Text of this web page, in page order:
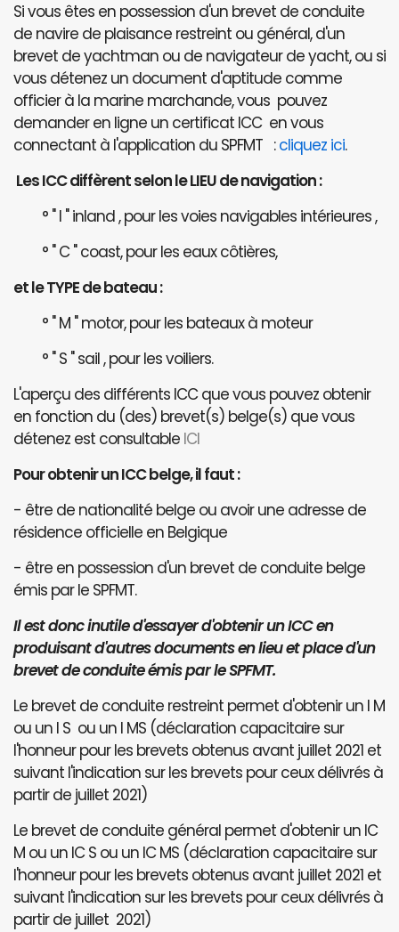
Si vous êtes en possession d'un brevet de conduite
de navire de plaisance restreint ou général, d'un
brevet de yachtman ou de navigateur de yacht, ou si
vous détenez un document d'aptitude comme
officier à la marine marchande, vous pouvez
demander en ligne un certificat ICC en vous
connectant à l'application du SPFMT :cliquez ici.
Les ICC diffèrent selon le LIEU de navigation :
° " I " inland , pour les voies navigables intérieures ,
° " C " coast, pour les eaux côtières,
et le TYPE de bateau :
° " M " motor, pour les bateaux à moteur
° " S " sail , pour les voiliers.
L'aperçu des différents ICC que vous pouvez obtenir
en fonction du (des) brevet(s) belge(s) que vous
détenez est consultable ICI
Pour obtenir un ICC belge, il faut :
- être de nationalité belge ou avoir une adresse de
résidence officielle en Belgique
- être en possession d'un brevet de conduite belge
émis par le SPFMT.
Il est donc inutile d'essayer d'obtenir un ICC en
produisant d'autres documents en lieu et place d'un
brevet de conduite émis par le SPFMT.
Le brevet de conduite restreint permet d'obtenir un I M
ou un I S ou un I MS (déclaration capacitaire sur
l'honneur pour les brevets obtenus avant juillet 2021 et
suivant l'indication sur les brevets pour ceux délivrés à
partir de juillet 2021)
Le brevet de conduite général permet d'obtenir un IC
M ou un IC S ou un IC MS (déclaration capacitaire sur
l'honneur pour les brevets obtenus avant juillet 2021 et
suivant l'indication sur les brevets pour ceux délivrés à
partir de juillet 2021)